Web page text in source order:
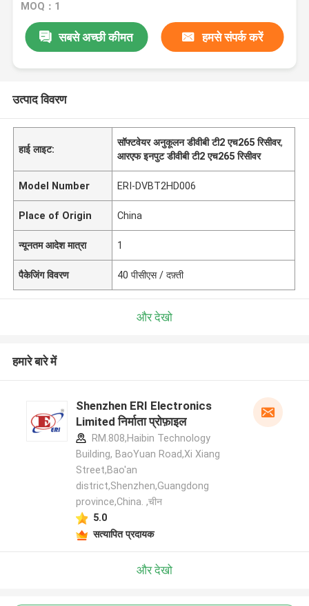
MOQ：1
सबसे अच्छी कीमत हमसे संपर्क करें
उत्पाद विवरण
हाई लाइट:
सॉफ्टवेयर अनुकूलन डीवीबी टी2 एच265 रिसीवर,
आरएफ इनपुट डीवीबी टी2 एच265 रिसीवर
Model Number ERI-DVBT2HD006
Place of Origin China
न्यूनतम आदेश मात्रा 1
पैकेजिंग विवरण 40 पीसीएस / दफ़्ती
और देखो
हमारे बारे में
Shenzhen ERI Electronics
Limited निर्माता प्रोफ़ाइल
RM.808,Haibin Technology
Building, BaoYuan Road,Xi Xiang
Street,Bao'an
district,Shenzhen,Guangdong
province,China. ,चीन
5.0
सत्यापित प्रदायक
और देखो